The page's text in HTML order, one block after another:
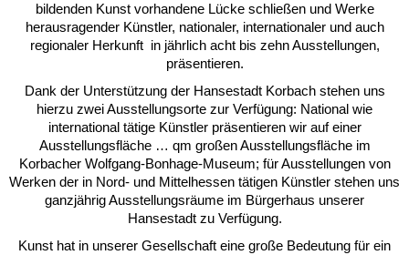
bildenden Kunst vorhandene Lücke schließen und Werke
herausragender Künstler, nationaler, internationaler und auch
regionaler Herkunft in jährlich acht bis zehn Ausstellungen,
präsentieren.
Dank der Unterstützung der Hansestadt Korbach stehen uns
hierzu zwei Ausstellungsorte zur Verfügung: National wie
international tätige Künstler präsentieren wir auf einer
Ausstellungsfläche … qm großen Ausstellungsfläche im
Korbacher Wolfgang-Bonhage-Museum; für Ausstellungen von
Werken der in Nord- und Mittelhessen tätigen Künstler stehen uns
ganzjährig Ausstellungsräume im Bürgerhaus unserer
Hansestadt zu Verfügung.
Kunst hat in unserer Gesellschaft eine große Bedeutung für ein